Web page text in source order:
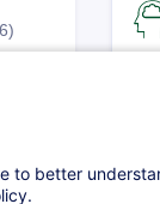
to better